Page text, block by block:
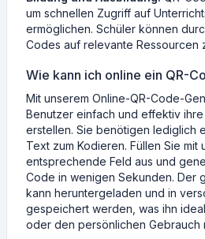
um schnellen Zugriff auf
ermöglichen. Schüler können
Codes auf relevante Ressourcen
Wie kann ich online ein QR-
Mit unserem Online-QR-Code-
Benutzer einfach und effektiv
erstellen. Sie benötigen lediglich
Text zum Kodieren. Füllen Sie mit
entsprechende Feld aus und
Code in wenigen Sekunden. Der
kann heruntergeladen und in
gespeichert werden, was ihn
oder den persönlichen Gebrauch